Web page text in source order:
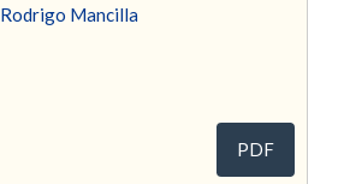
Rodrigo Mancilla
PDF